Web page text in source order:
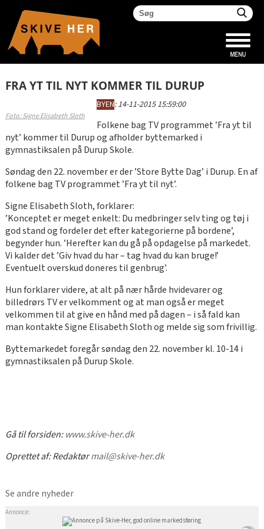
FRA YT TIL NYT KOMMER TIL DURUP
Foto: Signe Elisabeth Sloth
BYEN:14-11-2015 15:59:00
Folkene bag TV programmet ’Fra yt til
nyt’ kommer til Durup og afholder byttemarked i
gymnastiksalen på Durup Skole.
Søndag den 22. november er der ’Store Bytte Dag’ i Durup. En af
folkene bag TV programmet ’Fra yt til nyt’.
Signe Elisabeth Sloth, forklarer:
’Konceptet er meget enkelt: Du medbringer selv ting og tøj i
god stand og fordeler det efter kategorierne på bordene’,
begynder hun. ’Herefter kan du gå på opdagelse på markedet.
Vi kalder det ’Giv hvad du har – tag hvad du kan bruge!’
Eventuelt overskud doneres til genbrug’.
Hun forklarer videre, at alt på nær hårde hvidevarer og
billedrørs TV er velkomment og at man også er meget
velkommen til at give en hånd med på dagen – i så fald kan
man kontakte Signe Elisabeth Sloth og melde sig som frivillig.
Byttemarkedet foregår søndag den 22. november kl. 10-14 i
gymnastiksalen på Durup Skole.
Gå til forsiden:www.skive-her.dk
Oprettet af:Redaktørmail@skive-her.dk
Se andre nyheder
Annonce: